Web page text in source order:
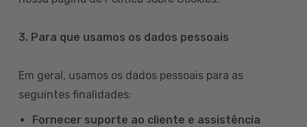
3. Para que usamos os dados pessoais
Em geral, usamos os dados pessoais para as
seguintes finalidades:
Fornecer suporte ao cliente e assistência